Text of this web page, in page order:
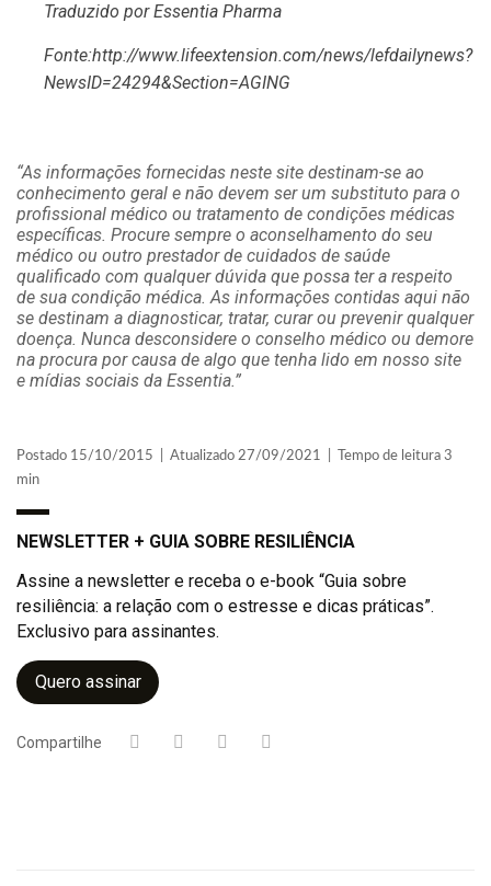
Traduzido por Essentia Pharma
Fonte:http://www.lifeextension.com/news/lefdailynews?
NewsID=24294&Section=AGING
“As informações fornecidas neste site destinam-se ao
conhecimento geral e não devem ser um substituto para o
profissional médico ou tratamento de condições médicas
específicas. Procure sempre o aconselhamento do seu
médico ou outro prestador de cuidados de saúde
qualificado com qualquer dúvida que possa ter a respeito
de sua condição médica. As informações contidas aqui não
se destinam a diagnosticar, tratar, curar ou prevenir qualquer
doença. Nunca desconsidere o conselho médico ou demore
na procura por causa de algo que tenha lido em nosso site
e mídias sociais da Essentia.”
Postado 15/10/2015 | Atualizado 27/09/2021 | Tempo de leitura 3
min
NEWSLETTER + GUIA SOBRE RESILIÊNCIA
Assine a newsletter e receba o e-book “Guia sobre
resiliência: a relação com o estresse e dicas práticas”.
Exclusivo para assinantes.
Quero assinar
Compartilhe